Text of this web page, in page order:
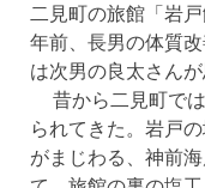
二見町の旅館「岩
年前、長男の体質
は次男の良太さん
昔から二見町では
られてきた。岩戸
がまじわる、神前